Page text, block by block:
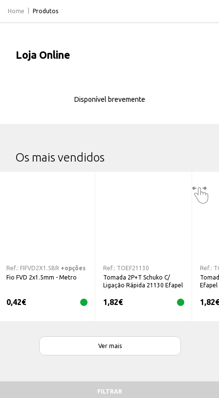
Home Produtos
Loja Online
Disponível brevemente
Os mais vendidos
Ref.: FIFVD2X1.5BR +opções
Fio FVD 2x1.5mm - Metro
0,42€
Ref.: TOEF21130
Tomada 2P+T Schuko C/
Ligação Rápida 21130 Efapel
1,82€
Ref.:
Efapel
1,82€
Ver mais
FILTRAR